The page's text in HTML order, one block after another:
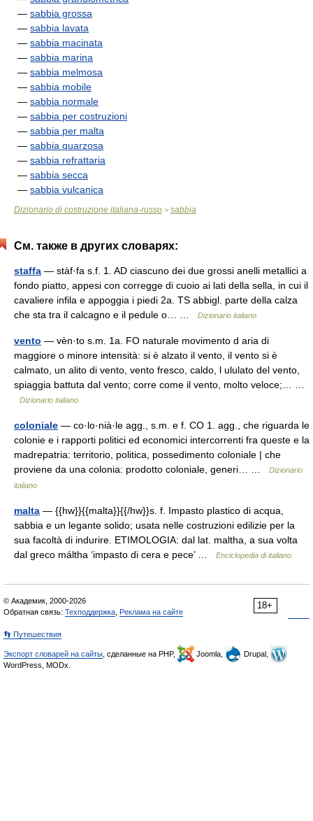
— sabbia grossa
— sabbia lavata
— sabbia macinata
— sabbia marina
— sabbia melmosa
— sabbia mobile
— sabbia normale
— sabbia per costruzioni
— sabbia per malta
— sabbia quarzosa
— sabbia refrattaria
— sabbia secca
— sabbia vulcanica
Dizionario di costruzione italiana-russo > sabbia
См. также в других словарях:
staffa — stàf·fa s.f. 1. AD ciascuno dei due grossi anelli metallici a
fondo piatto, appesi con corregge di cuoio ai lati della sella, in cui il
cavaliere infila e appoggia i piedi 2a. TS abbigl. parte della calza
che sta tra il calcagno e il pedule o… …
Dizionario italiano
vento — vèn·to s.m. 1a. FO naturale movimento d aria di
maggiore o minore intensità: si è alzato il vento, il vento si è
calmato, un alito di vento, vento fresco, caldo, l ululato del vento,
spiaggia battuta dal vento; corre come il vento, molto veloce;… …
Dizionario italiano
coloniale — co·lo·nià·le agg., s.m. e f. CO 1. agg., che riguarda le
colonie e i rapporti politici ed economici intercorrenti fra queste e la
madrepatria: territorio, politica, possedimento coloniale | che
proviene da una colonia: prodotto coloniale, generi… …
Dizionario
italiano
malta — {{hw}}{{malta}}{{/hw}}s. f. Impasto plastico di acqua,
sabbia e un legante solido; usata nelle costruzioni edilizie per la
sua facoltà di indurire. ETIMOLOGIA: dal lat. maltha, a sua volta
dal greco máltha ‘impasto di cera e pece’ …
Enciclopedia di italiano
18+
© Академик, 2000-2026
Обратная связь: Техподдержка Реклама на сайте
👣 Путешествия
Экспорт словарей на сайты , сделанные на PHP, Joomla,
Drupal,
WordPress, MODx.